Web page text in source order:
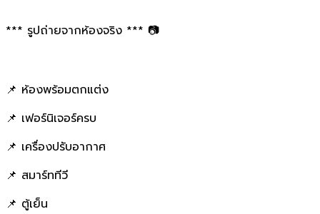
*** รูปถ่ายจากห้องจริง *** 📷
📌 ห้องพร้อมตกแต่ง
📌 เฟอร์นิเจอร์ครบ
📌 เครื่องปรับอากาศ
📌 สมาร์ททีวี
📌 ตู้เย็น